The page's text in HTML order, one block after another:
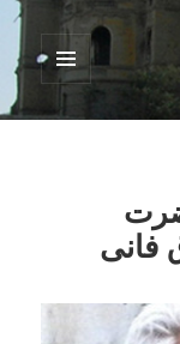
فهرست
ابزارک‌ها
فانی